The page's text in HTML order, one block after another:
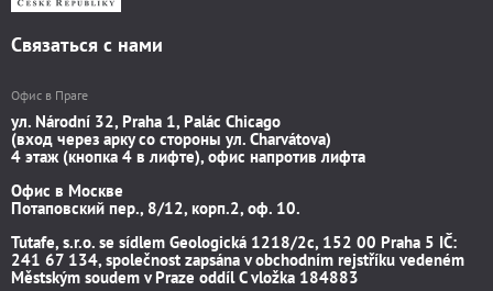
Связаться с нами
Офис в Праге
ул. Národní 32, Praha 1, Palác Chicago
(вход через арку со стороны ул. Charvátova)
4 этаж (кнопка 4 в лифте), офис напротив лифта
Офис в Москве
Потаповский пер., 8/12, корп.2, оф. 10.
Tutafe, s.r.o. se sídlem Geologická 1218/2c, 152 00 Praha 5 IČ:
241 67 134, společnost zapsána v obchodním rejstříku vedeném
Městským soudem v Praze oddíl C vložka 184883